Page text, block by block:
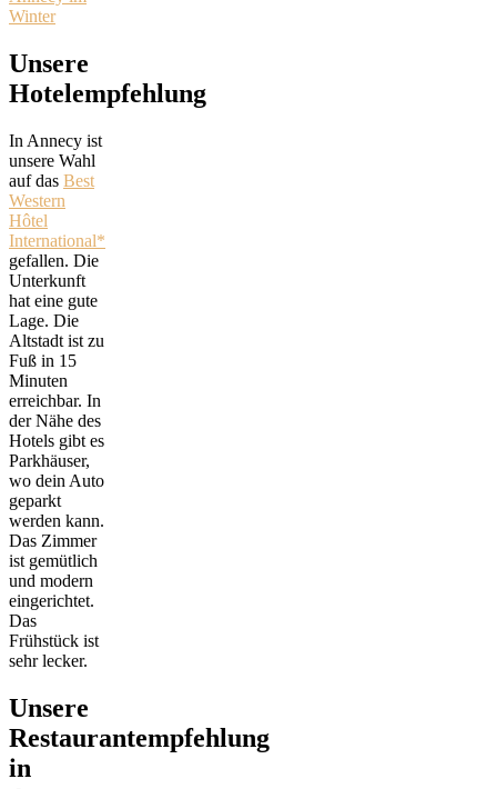
Unsere
Hotelempfehlung
In Annecy ist
unsere Wahl
auf das Best
Western
Hôtel
International
gefallen. Die
Unterkunft
hat eine gute
Lage. Die
Altstadt ist zu
Fuß in 15
Minuten
erreichbar. In
der Nähe des
Hotels gibt es
Parkhäuser,
wo dein Auto
geparkt
werden kann.
Das Zimmer
ist gemütlich
und modern
eingerichtet.
Das
Frühstück ist
sehr lecker.
Unsere
Restaurantempfehlung
in